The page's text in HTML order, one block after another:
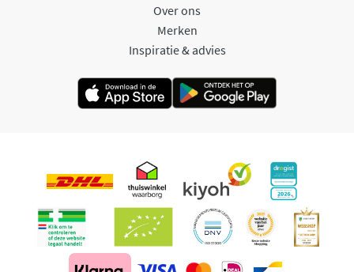
Over ons
Merken
Inspiratie & advies